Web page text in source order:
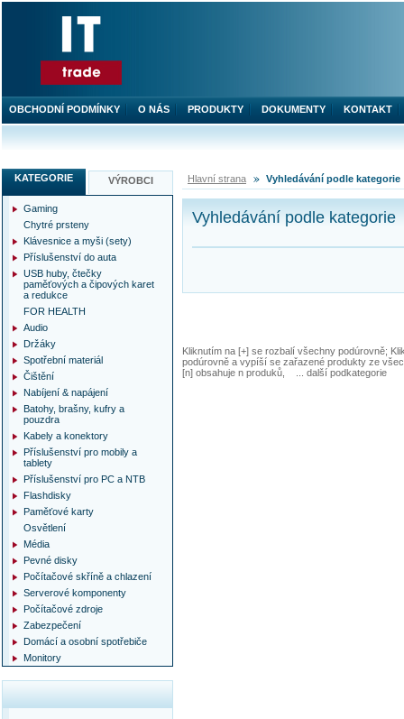
Hlavní strana Vyhledávání podle kategorie
Vyhledávání podle kategorie
Kliknutím na [+] se rozbalí všechny podúrovně;
podúrovně a vypíší se zařazené produkty ze
[n] obsahuje n produků, ... další podkategorie
KATEGORIE VÝROBCI
Gaming
Chytré prsteny
Klávesnice a myši (sety)
Příslušenství do auta
USB huby, čtečky
paměťových a čipových karet
a redukce
FOR HEALTH
Audio
Držáky
Spotřební materiál
Čištění
Nabíjení & napájení
Batohy, brašny, kufry a
pouzdra
Kabely a konektory
Příslušenství pro mobily a
tablety
Příslušenství pro PC a NTB
Flashdisky
Paměťové karty
Osvětlení
Média
Pevné disky
Počítačové skříně a chlazení
Serverové komponenty
Počítačové zdroje
Zabezpečení
Domácí a osobní spotřebiče
Monitory
OBCHODNÍ PODMÍNKY O NÁS PRODUKTY DOKUMENTY KONTAKT